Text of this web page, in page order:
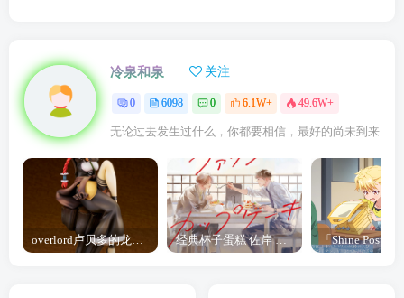
冷泉和泉 关注
0 6098 0 6.1W+ 49.6W+
无论过去发生过什么，你都要相信，最好的尚未到来
经典杯子蛋糕 佐岸 漫画「经典杯子蛋糕」宣布真人日剧化